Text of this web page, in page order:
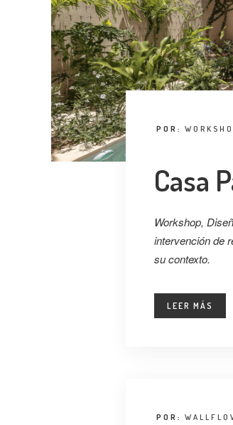
POR:
Casa
Workshop,
intervención de
su contexto.
LEER MÁS
POR: